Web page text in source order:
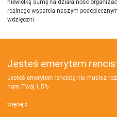
niewielką sumę na działalnosć
realnego wsparcia naszym
wdzięczni.
Jesteś emerytem
Jesteś emerytem rencistą nie musisz
nam Twój 1,5%
więcej